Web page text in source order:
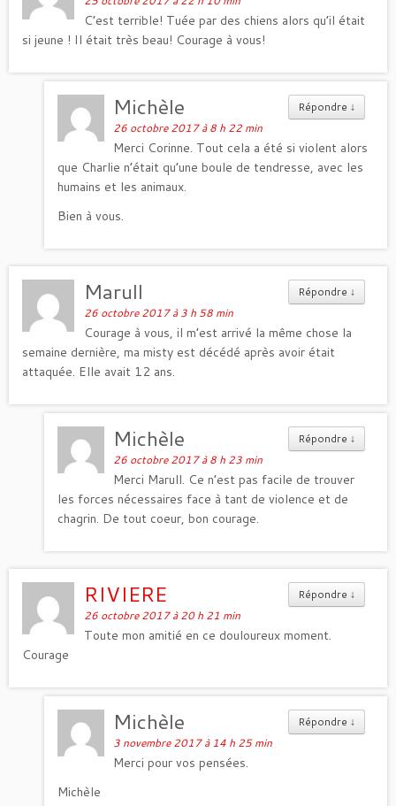
C’est terrible! Tuée par des chiens alors qu’il était
si jeune ! Il était très beau! Courage à vous!
Répondre ↓
Michèle
26 octobre 2017 à 8 h 22 min
Merci Corinne. Tout cela a été si violent alors
que Charlie n’était qu’une boule de tendresse, avec les
humains et les animaux.
Bien à vous.
Répondre ↓
Marull
26 octobre 2017 à 3 h 58 min
Courage à vous, il m’est arrivé la même chose la
semaine dernière, ma misty est décédé après avoir était
attaquée. Elle avait 12 ans.
Répondre ↓
Michèle
26 octobre 2017 à 8 h 23 min
Merci Marull. Ce n’est pas facile de trouver
les forces nécessaires face à tant de violence et de
chagrin. De tout coeur, bon courage.
Répondre ↓
RIVIERE
26 octobre 2017 à 20 h 21 min
Toute mon amitié en ce douloureux moment.
Courage
Répondre ↓
Michèle
3 novembre 2017 à 14 h 25 min
Merci pour vos pensées.
Michèle